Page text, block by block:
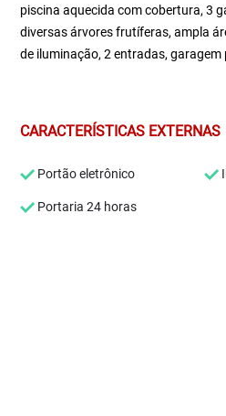
piscina aquecida com cobertura, 3
diversas árvores frutíferas, ampla
de iluminação, 2 entradas,
CARACTERÍSTICAS EXTERNAS
Portão eletrônico
Portaria 24 horas